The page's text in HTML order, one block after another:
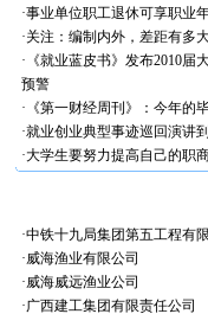
·事业单位职工退休可享职业
·关注：编制内外，差距有多
· 《就业蓝皮书》发布2010届
预警
· 《第一财经周刊》：今年的
·就业创业典型事迹巡回演讲
·大学生要努力提高自己的职
·中铁十九局集团第五工程有
·威海渔业有限公司
·威海威远渔业公司
·广西建工集团有限责任公司